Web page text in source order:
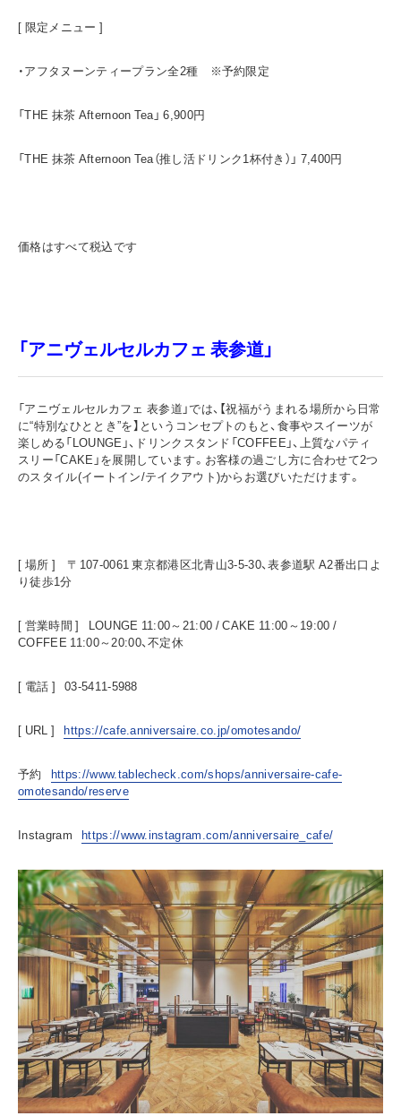
[ 限定メニュー ]
・アフタヌーンティープラン全2種 ※予約限定
「THE 抹茶 Afternoon Tea」 6,900円
「THE 抹茶 Afternoon Tea（推し活ドリンク1杯付き）」 7,400円
価格はすべて税込です
「アニヴェルセルカフェ 表参道」
「アニヴェルセルカフェ 表参道」では、【祝福がうまれる場所から日常
に“特別なひととき”を】というコンセプトのもと、食事やスイーツが
楽しめる「LOUNGE」、ドリンクスタンド「COFFEE」、上質なパティ
スリー「CAKE」を展開しています。お客様の過ごし方に合わせて2つ
のスタイル(イートイン/テイクアウト)からお選びいただけます。
[ 場所 ] 〒107-0061 東京都港区北青山3-5-30、表参道駅 A2番出口よ
り徒歩1分
[ 営業時間 ] LOUNGE 11:00～21:00 / CAKE 11:00～19:00 /
COFFEE 11:00～20:00、不定休
[ 電話 ] 03-5411-5988
[ URL ] https://cafe.anniversaire.co.jp/omotesando/
予約 https://www.tablecheck.com/shops/anniversaire-cafe-
omotesando/reserve
Instagram https://www.instagram.com/anniversaire_cafe/